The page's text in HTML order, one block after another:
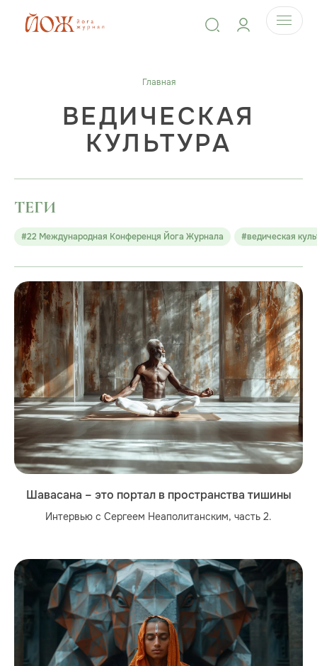
Главная
ВЕДИЧЕСКАЯ
КУЛЬТУРА
ТЕГИ
#22 Международная Конференця Йога Журнала #ведическая
Шавасана – это портал в пространства тишины
Интервью с Сергеем Неаполитанским, часть 2.